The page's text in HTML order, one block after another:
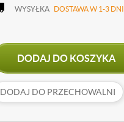
WYSYŁKA DOSTAWA W 1-3 DNI
DODAJ DO KOSZYKA
DODAJ DO PRZECHOWALNI